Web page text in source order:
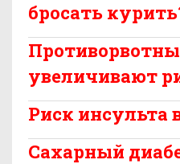
бросать
увеличивают
Риск инсульта
Сахарный